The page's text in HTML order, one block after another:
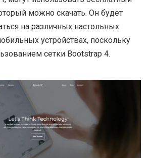
можно скачать. Он будет
на различных настольных
устройствах, поскольку
сетки Bootstrap 4.